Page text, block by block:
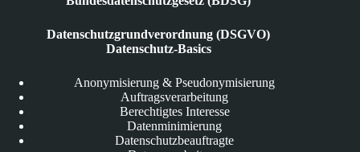
Datenschutzgrundverordnung (DSGVO)
Datenschutz-Basics
Anonymisierung & Pseudonymisierung
Auftragsverarbeitung
Berechtigtes Interesse
Datenminimierung
Datenschutzbeauftragte